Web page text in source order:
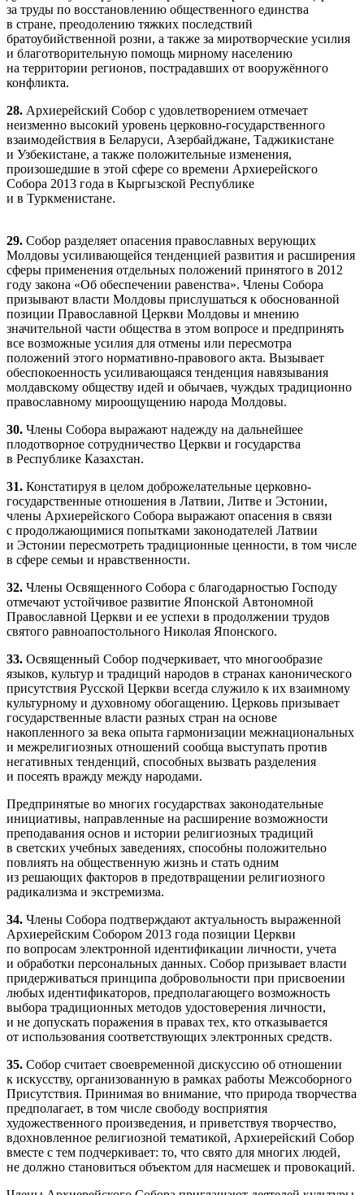
за труды по восстановлению общественного единства
в стране, преодолению тяжких последствий
братоубийственной розни, а также за миротворческие усилия
и благотворительную помощь мирному населению
на территории регионов, пострадавших от вооружённого
конфликта.
28. Архиерейский Собор с удовлетворением отмечает
неизменно высокий уровень церковно-государственного
взаимодействия в Беларуси, Азербайджане, Таджикистане
и Узбекистане, а также положительные изменения,
произошедшие в этой сфере со времени Архиерейского
Собора 2013 года в Кыргызской Республике
и в Туркменистане.
29. Собор разделяет опасения православных верующих
Молдовы усиливающейся тенденцией развития и расширения
сферы применения отдельных положений принятого в 2012
году закона «Об обеспечении равенства». Члены Собора
призывают власти Молдовы прислушаться к обоснованной
позиции Православной Церкви Молдовы и мнению
значительной части общества в этом вопросе и предпринять
все возможные усилия для отмены или пересмотра
положений этого нормативно-правового акта. Вызывает
обеспокоенность усиливающаяся тенденция навязывания
молдавскому обществу идей и обычаев, чуждых традиционно
православному мироощущению народа Молдовы.
30. Члены Собора выражают надежду на дальнейшее
плодотворное сотрудничество Церкви и государства
в Республике Казахстан.
31. Констатируя в целом доброжелательные церковно-
государственные отношения в Латвии, Литве и Эстонии,
члены Архиерейского Собора выражают опасения в связи
с продолжающимися попытками законодателей Латвии
и Эстонии пересмотреть традиционные ценности, в том числе
в сфере семьи и нравственности.
32. Члены Освященного Собора с благодарностью Господу
отмечают устойчивое развитие Японской Автономной
Православной Церкви и ее успехи в продолжении трудов
святого равноапостольного Николая Японского.
33. Освященный Собор подчеркивает, что многообразие
языков, культур и традиций народов в странах канонического
присутствия Русской Церкви всегда служило к их взаимному
культурному и духовному обогащению. Церковь призывает
государственные власти разных стран на основе
накопленного за века опыта гармонизации межнациональных
и межрелигиозных отношений сообща выступать против
негативных тенденций, способных вызвать разделения
и посеять вражду между народами.
Предпринятые во многих государствах законодательные
инициативы, направленные на расширение возможности
преподавания основ и истории религиозных традиций
в светских учебных заведениях, способны положительно
повлиять на общественную жизнь и стать одним
из решающих факторов в предотвращении религиозного
радикализма и экстремизма.
34. Члены Собора подтверждают актуальность выраженной
Архиерейским Собором 2013 года позиции Церкви
по вопросам электронной идентификации личности, учета
и обработки персональных данных. Собор призывает власти
придерживаться принципа добровольности при присвоении
любых идентификаторов, предполагающего возможность
выбора традиционных методов удостоверения личности,
и не допускать поражения в правах тех, кто отказывается
от использования соответствующих электронных средств.
35. Собор считает своевременной дискуссию об отношении
к искусству, организованную в рамках работы Межсоборного
Присутствия. Принимая во внимание, что природа творчества
предполагает, в том числе свободу восприятия
художественного произведения, и приветствуя творчество,
вдохновленное религиозной тематикой, Архиерейский Собор
вместе с тем подчеркивает: то, что свято для многих людей,
не должно становиться объектом для насмешек и провокаций.